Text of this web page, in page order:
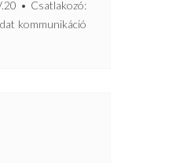
• Csatlakozó:
kommunikáció